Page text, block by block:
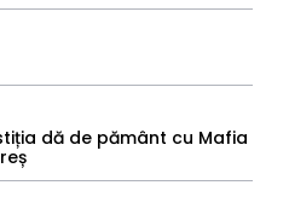
dă de pământ cu Mafia